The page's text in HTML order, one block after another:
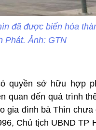
đã được biến hóa
Phát. Ảnh: GTN
quyền sở hữu hợp
quan đến quá trình
gia đình bà Thìn
Chủ tịch UBND TP